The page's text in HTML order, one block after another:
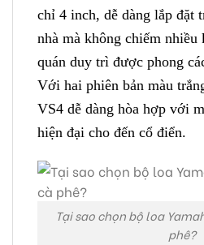
chỉ 4 inch, dễ dàng lắp đặt
nhà mà không chiếm
quán duy trì được phong
Với hai phiên bản màu
VS4 dễ dàng hòa hợp với
hiện đại cho đến cổ điển.
Tại sao chọn bộ loa
phê?